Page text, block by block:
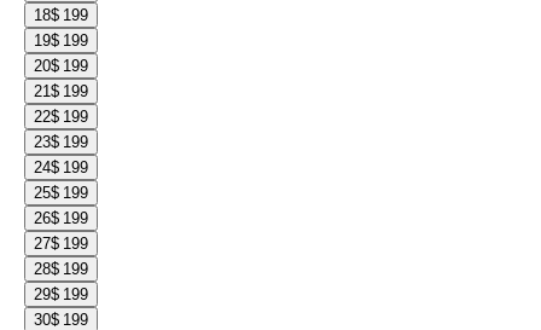
18$ 199
19$ 199
20$ 199
21$ 199
22$ 199
23$ 199
24$ 199
25$ 199
26$ 199
27$ 199
28$ 199
29$ 199
30$ 199